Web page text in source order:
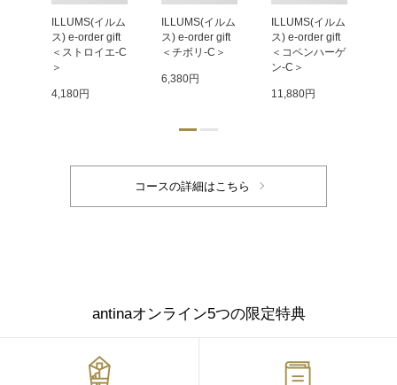
ILLUMS(イルム
ス) e-order gift
＜ストロイエ-C
＞
4,180円
ILLUMS(イルム
ス) e-order gift
＜チボリ-C＞
6,380円
ILLUMS(イルム
ス) e-order gift
＜コペンハーゲ
ン-C＞
11,880円
antinaオンライン5つの限定特典